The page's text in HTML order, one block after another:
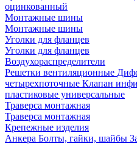
оцинкованный
Монтажные шины
Монтажные шины
Уголки для фланцев
Уголки для фланцев
Воздухораспределители
Решетки вентиляционные
четырехпоточные Клапан
пластиковые универсальные
Траверса монтажная
Траверса монтажная
Крепежные изделия
Анкера Болты, гайки, шайбы